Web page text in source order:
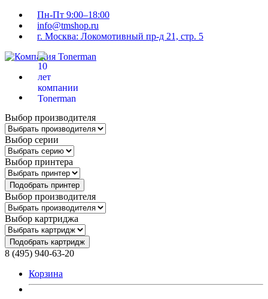
Пн-Пт 9:00–18:00
info@tmshop.ru
г. Москва: Локомотивный пр-д 21, стр. 5
Выбор производителя
Выбор серии
Выбор принтера
Подобрать принтер
Выбор производителя
Выбор картриджа
Подобрать картридж
8 (495) 940-63-20
Корзина